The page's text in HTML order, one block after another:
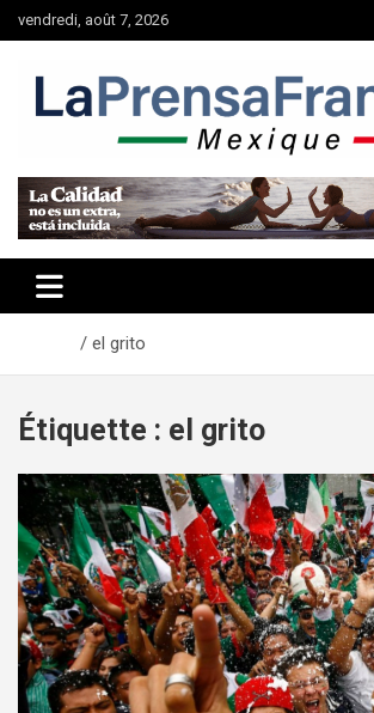
au
vendredi, août 7, 2026
el grito
Étiquette : el grito